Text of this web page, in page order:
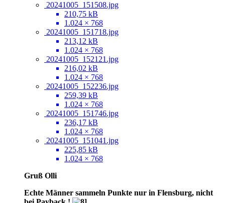
20241005_151508.jpg
210,75 kB
1.024 × 768
20241005_151718.jpg
213,12 kB
1.024 × 768
20241005_152121.jpg
216,02 kB
1.024 × 768
20241005_152236.jpg
259,39 kB
1.024 × 768
20241005_151746.jpg
236,17 kB
1.024 × 768
20241005_151041.jpg
225,85 kB
1.024 × 768
Gruß Olli
Echte Männer sammeln Punkte nur in Flensburg, nicht